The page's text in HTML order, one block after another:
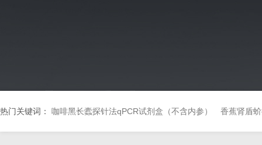
热门关键词： 咖啡黑长蠹探针法qPCR试剂盒（不含内参） 香蕉肾盾